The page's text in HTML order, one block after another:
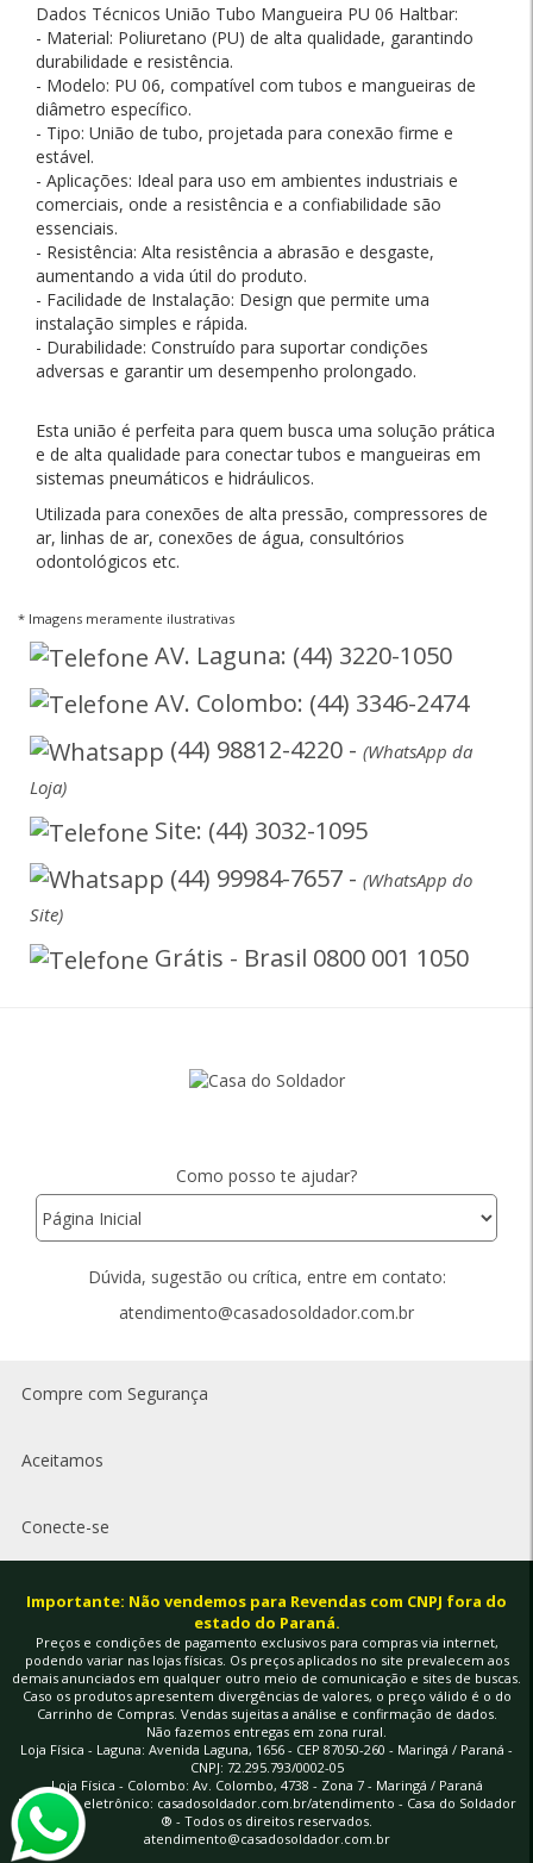
à vista
Dados Técnicos União Tubo Mangueira PU 06 Haltbar:
- Material: Poliuretano (PU) de alta qualidade, garantindo
durabilidade e resistência.
- Modelo: PU 06, compatível com tubos e mangueiras de
diâmetro específico.
- Tipo: União de tubo, projetada para conexão firme e
estável.
- Aplicações: Ideal para uso em ambientes industriais e
comerciais, onde a resistência e a confiabilidade são
essenciais.
- Resistência: Alta resistência a abrasão e desgaste,
aumentando a vida útil do produto.
- Facilidade de Instalação: Design que permite uma
instalação simples e rápida.
- Durabilidade: Construído para suportar condições
adversas e garantir um desempenho prolongado.
Esta união é perfeita para quem busca uma solução prática
e de alta qualidade para conectar tubos e mangueiras em
sistemas pneumáticos e hidráulicos.
Utilizada para conexões de alta pressão, compressores de
ar, linhas de ar, conexões de água, consultórios
odontológicos etc.
* Imagens meramente ilustrativas
AV. Laguna: (44) 3220-1050
AV. Colombo: (44) 3346-2474
(44) 98812-4220 - (WhatsApp da
Loja)
Site: (44) 3032-1095
(44) 99984-7657 - (WhatsApp do
Site)
Grátis - Brasil 0800 001 1050
Como posso te ajudar?
Dúvida, sugestão ou crítica, entre em contato:
atendimento@casadosoldador.com.br
Compre com Segurança
Aceitamos
Conecte-se
Importante: Não vendemos para Revendas com CNPJ fora do
estado do Paraná.
Preços e condições de pagamento exclusivos para compras via internet,
podendo variar nas lojas físicas. Os preços aplicados no site prevalecem aos
demais anunciados em qualquer outro meio de comunicação e sites de buscas.
Caso os produtos apresentem divergências de valores, o preço válido é o do
Carrinho de Compras. Vendas sujeitas a análise e confirmação de dados.
Não fazemos entregas em zona rural.
Loja Física - Laguna: Avenida Laguna, 1656 - CEP 87050-260 - Maringá / Paraná -
CNPJ: 72.295.793/0002-05
Loja Física - Colombo: Av. Colombo, 4738 - Zona 7 - Maringá / Paraná
Endereço eletrônico: casadosoldador.com.br/atendimento - Casa do Soldador
® - Todos os direitos reservados.
atendimento@casadosoldador.com.br